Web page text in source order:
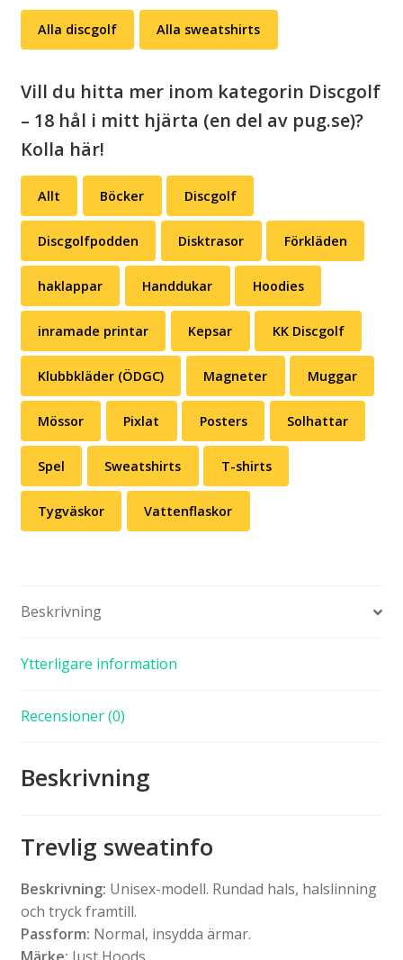
eller
svart
sweatshirt)
Alla discgolf Alla sweatshirts
Vill du hitta mer inom kategorin Discgolf
– 18 hål i mitt hjärta (en del av pug.se)?
Kolla här!
Allt Böcker Discgolf
Discgolfpodden Disktrasor Förkläden
haklappar Handdukar Hoodies
inramade printar Kepsar KK Discgolf
Klubbkläder (ÖDGC) Magneter Muggar
Mössor Pixlat Posters Solhattar
Spel Sweatshirts T-shirts
Tygväskor Vattenflaskor
Beskrivning
Ytterligare information
Recensioner (0)
Beskrivning
Trevlig sweatinfo
Beskrivning: Unisex-modell. Rundad hals, halslinning
och tryck framtill.
Passform: Normal, insydda ärmar.